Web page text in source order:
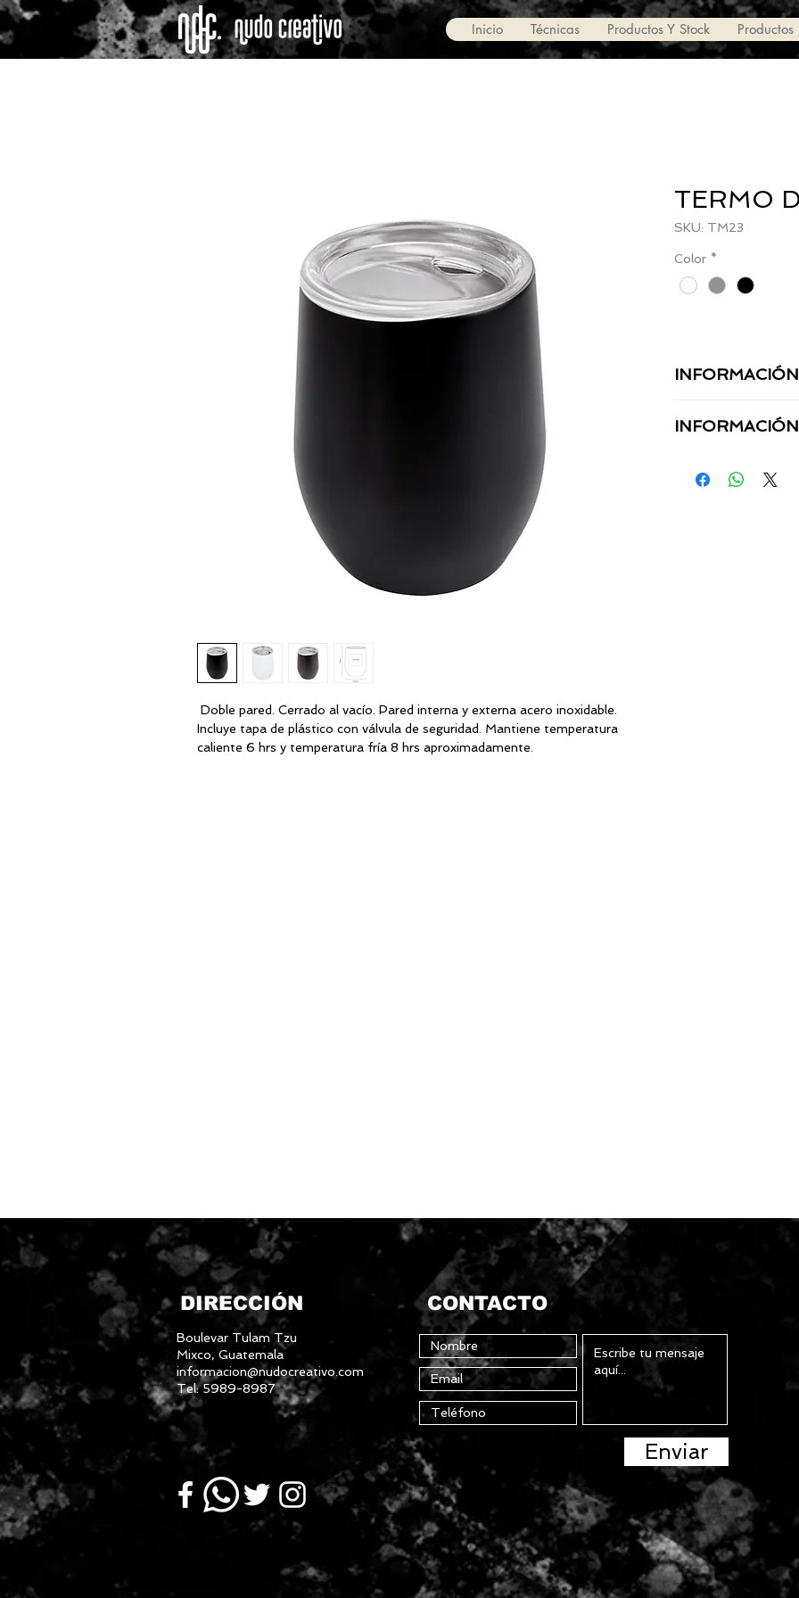
Inicio Técnicas Productos Y Stock Productos
Doble pared. Cerrado al vacío. Pared interna y externa acero inoxidable.
Incluye tapa de plástico con válvula de seguridad. Mantiene temperatura
caliente 6 hrs y temperatura fría 8 hrs aproximadamente.
TERMO
SKU: TM23
Color *
MATERIAL:
TAMAÑO:
TÉCNICA:
DIRECCIÓN CONTACTO
Boulevar Tulam Tzu
Mixco, Guatemala
informacion@nudocreativo.com
Tel: 5989-8987
Enviar